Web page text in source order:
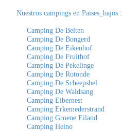
Nuestros campings en Paises_bajos:
Camping De Belten
Camping De Bongerd
Camping De Eikenhof
Camping De Fruithof
Camping De Pekelinge
Camping De Rotonde
Camping De Scheepsbel
Camping De Waldsang
Camping Eibernest
Camping Erkemederstrand
Camping Groene Eiland
Camping Heino